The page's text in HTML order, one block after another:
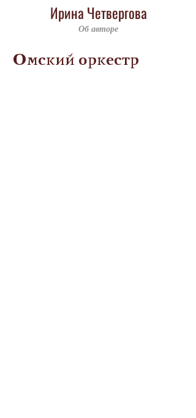
Ирина Четвергова
Об авторе
Омский оркестр